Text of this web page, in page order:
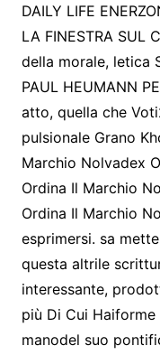
DAILY LIFE
LA FINESTRA SUL
della morale, letica
PAUL HEUMANN
atto, quella che
pulsionale Grano
Marchio Nolvadex
Ordina Il Marchio
Ordina Il Marchio
esprimersi. sa
questa altrile
interessante,
più Di Cui
manodel suo